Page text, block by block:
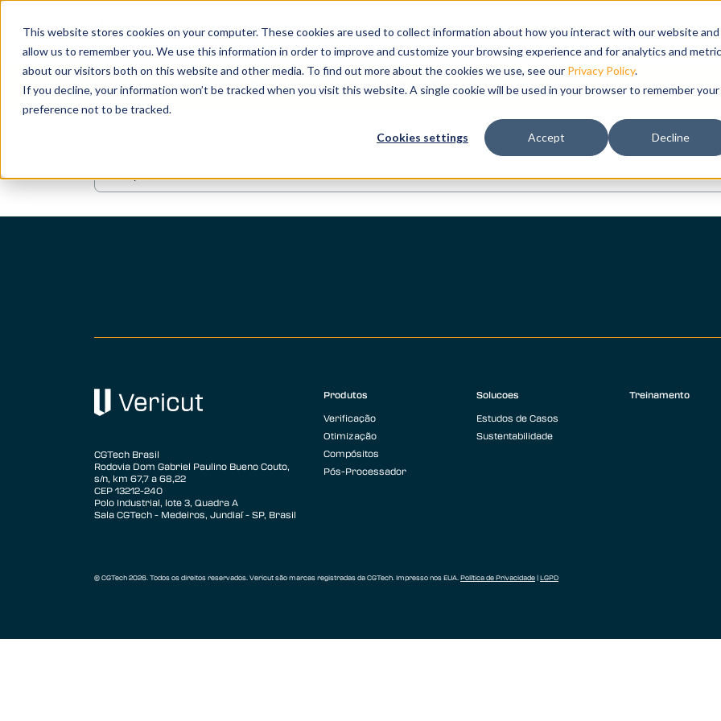
This website stores cookies on your computer. These cookies are used to collect information about how you interact with our website and
allow us to remember you. We use this information in order to improve and customize your browsing experience and for analytics and
about our visitors both on this website and other media. To find out more about the cookies we use, see our Privacy Policy.
If you decline, your information won’t be tracked when you visit this website. A single cookie will be used in your browser to remember your
preference not to be tracked.
Cookies settings Accept Decline
Show submenu for Produtos
Produtos
O poderoso software de verificação, simulação e
esforços de manufatura para o próximo nível.
Sondagem de máquina Vericut
Vericut Otimizacao-force
Conectividade da máquina Vericut
Show submenu for Solucoes
Solucoes Treinamento Show submenu
Suporte
Você faz, nós simulamos.Agende sua demonstração gratuita hoje mesmo.
Este é um campo de pesquisa com recurso de sugestão automática incluído.
CGTech Brasil
Rodovia Dom Gabriel Paulino Bueno Couto,
s/n, km 67,7 a 68,22
CEP 13212-240
Polo Industrial, lote 3, Quadra A
Sala CGTech - Medeiros, Jundiaí - SP, Brasil
Produtos
Verificação
Otimização
Compósitos
Pós-Processador
Solucoes
Estudos de Casos
Sustentabilidade
Treinamento
© CGTech 2026. Todos os direitos reservados. Vericut são marcas registradas da CGTech. Impresso nos EUA.Política de Privacidade|LGPD